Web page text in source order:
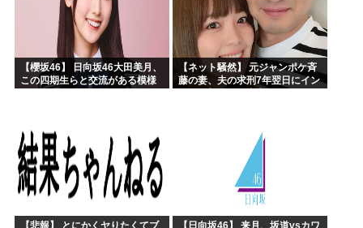
【櫻坂46】 日向坂46大田美月、
この四期生らと交流がある模様
【ネット騒然】 元ジャンポケ斉
藤の妻、夫の求刑7年翌日にイン
【悲報】 とにかくヤりたくてブ 【日向坂46】 来月、坂道vsカワ